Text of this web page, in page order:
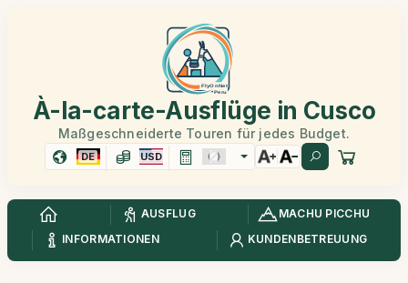
À-la-carte-Ausflüge in Cusco
Maßgeschneiderte Touren für jedes Budget.
DE USD
AUSFLUG
MACHU PICCHU
INFORMATIONEN
KUNDENBETREUUNG